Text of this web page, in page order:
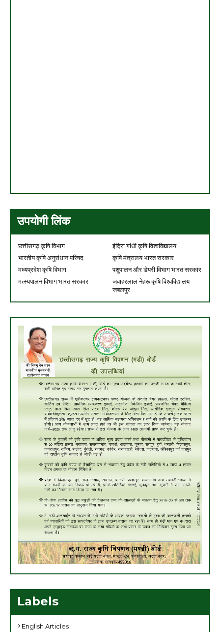
उपयोगी लिंक
छत्तीसगढ़ कृषि विभाग
इंदिरा गांधी कृषि विश्वविद्यालय
भारतीय कृषि अनुसंधान परिषद
कृषि मंत्रालय भारत सरकार
मध्यप्रदेश कृषि विभाग
पशुपालन और डेयरी विभाग भारत सरकार
मत्स्यपालन विभाग भारत सरकार
जवाहरलाल नेहरू कृषि विश्वविद्यालय
जबलपुर
Labels
English Articles